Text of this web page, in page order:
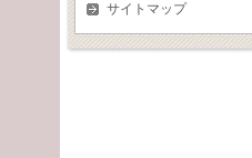
サイトマップ